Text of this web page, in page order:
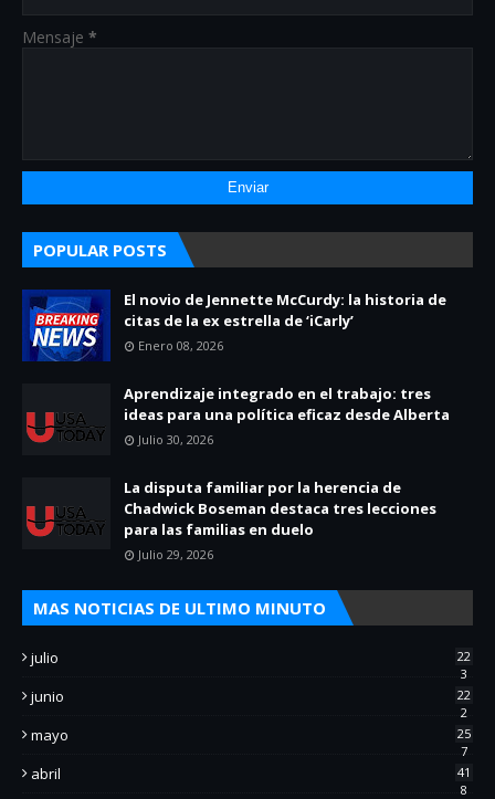
Mensaje *
POPULAR POSTS
El novio de Jennette McCurdy: la historia de
citas de la ex estrella de ‘iCarly’
Enero 08, 2026
Aprendizaje integrado en el trabajo: tres
ideas para una política eficaz desde Alberta
Julio 30, 2026
La disputa familiar por la herencia de
Chadwick Boseman destaca tres lecciones
para las familias en duelo
Julio 29, 2026
MAS NOTICIAS DE ULTIMO MINUTO
julio
22
3
junio
22
2
mayo
25
7
abril
41
8